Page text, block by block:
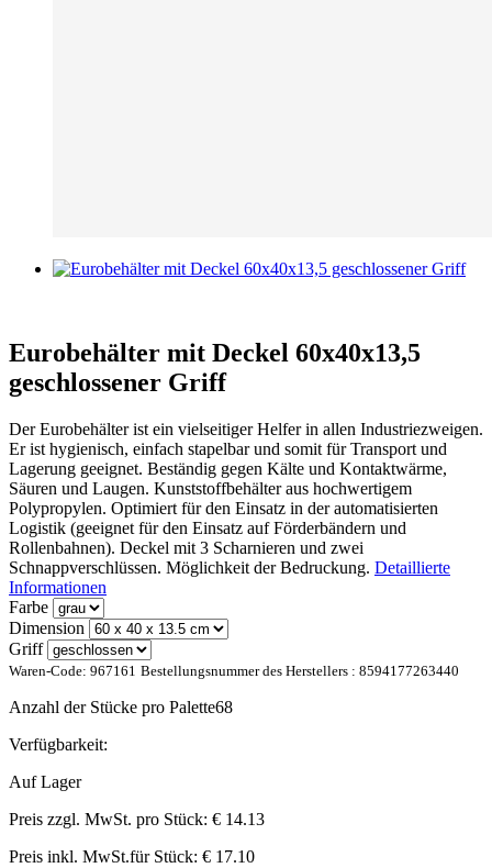
Eurobehälter mit Deckel 60x40x13,5
geschlossener Griff
Der Eurobehälter ist ein vielseitiger Helfer in allen Industriezweigen.
Er ist hygienisch, einfach stapelbar und somit für Transport und
Lagerung geeignet. Beständig gegen Kälte und Kontaktwärme,
Säuren und Laugen. Kunststoffbehälter aus hochwertigem
Polypropylen. Optimiert für den Einsatz in der automatisierten
Logistik (geeignet für den Einsatz auf Förderbändern und
Rollenbahnen). Deckel mit 3 Scharnieren und zwei
Schnappverschlüssen. Möglichkeit der Bedruckung. Detaillierte
Informationen
Farbe
Dimension
Griff
Waren-Code: 967161 Bestellungsnummer des Herstellers : 8594177263440
Anzahl der Stücke pro Palette68
Verfügbarkeit:
Auf Lager
Preis zzgl. MwSt. pro Stück: € 14.13
Preis inkl. MwSt.für Stück: € 17.10